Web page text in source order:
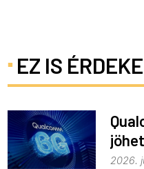
EZ IS
6G-
2026.